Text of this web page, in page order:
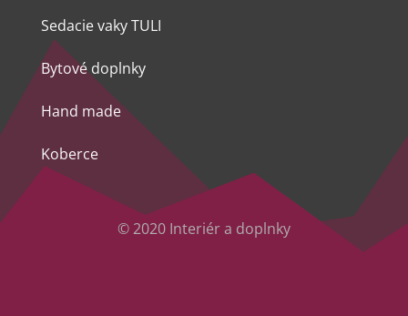
Sedacie vaky TULI
Bytové doplnky
Hand made
Koberce
© 2020 Interiér a doplnky